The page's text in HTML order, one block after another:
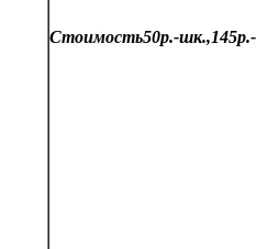
Стоимость50р.-шк.,145р.-